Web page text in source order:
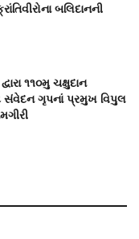
બલિદાનની
૧૧૦મુ ચક્ષુદાન
સંવેદન ગૃપનાં પ્રમુખ વિપુલ